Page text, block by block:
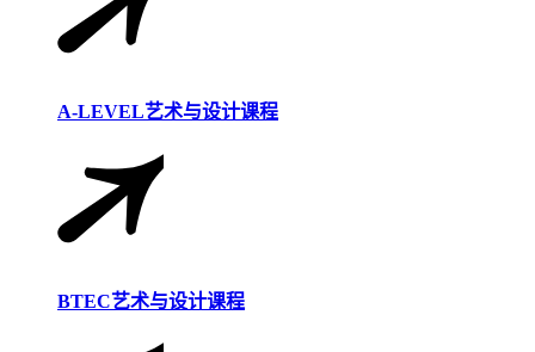
A-LEVEL艺术与设计课程
BTEC艺术与设计课程